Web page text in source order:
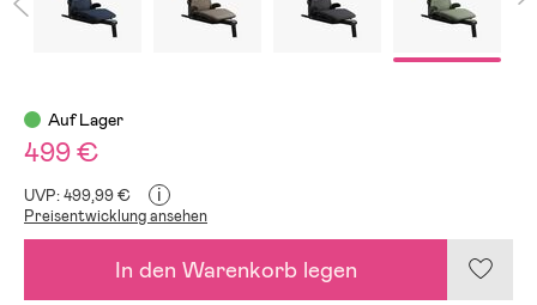
Auf Lager
499 €
UVP: 499,99 € i
Preisentwicklung ansehen
In den Warenkorb legen